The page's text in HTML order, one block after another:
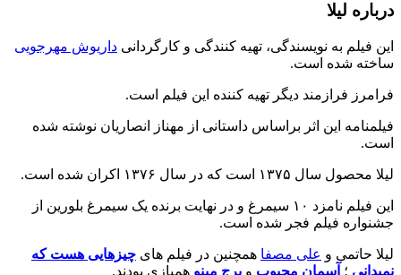
درباره لیلا
این فیلم به نویسندگی، تهیه کنندگی و کارگردانی داریوش مهرجویی
ساخته شده است.
فرامرز فرازمند دیگر تهیه کننده این فیلم است.
فیلمنامه این اثر براساس داستانی از مهناز انصاریان نوشته شده
است.
لیلا محصول سال ۱۳۷۵ است که در سال ۱۳۷۶ اکران شده است.
این فیلم نامزد ۱۰ سیمرغ و در نهایت برنده یک سیمرغ بلورین از
جشنواره فیلم فجر شده است.
لیلا حاتمی و علی مصفا همچنین در فیلم های چیزهایی هست که
نمیدانی ؛ آسمان محبوب و برج مینو همبازی بودند.